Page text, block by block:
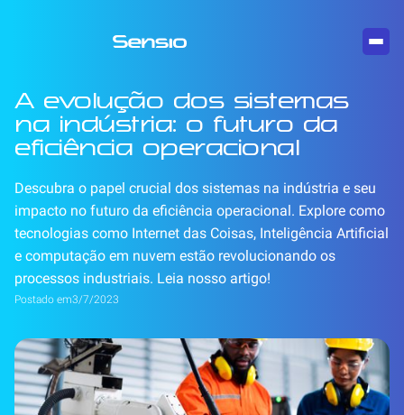
A evolução dos sistemas
na indústria: o futuro da
eficiência operacional
Descubra o papel crucial dos sistemas na indústria e seu
impacto no futuro da eficiência operacional. Explore como
tecnologias como Internet das Coisas, Inteligência Artificial
e computação em nuvem estão revolucionando os
processos industriais. Leia nosso artigo!
Postado em3/7/2023